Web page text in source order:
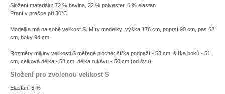
Složení materiálu: 72 % bavlna, 22 % polyester, 6 % elastan
Praní v pračce při 30°C
Modelka má na sobě velikost S. Míry modelky: výška 176 cm, poprsí 90 cm, pas 62
cm, boky 94 cm.
Rozměry mikiny velikosti S měřené ploché: šířka podpaží - 53 cm, šířka boků - 51
cm, celková délka - 58 cm, délka rukávu - 50 cm (od švu).
Složení pro zvolenou velikost S
Elastan: 6 %